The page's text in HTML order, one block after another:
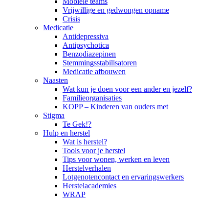
Vrijwillige en gedwongen opname
Crisis
Medicatie
Antidepressiva
Antipsychotica
Benzodiazepinen
Stemmingsstabilisatoren
Medicatie afbouwen
Naasten
Wat kun je doen voor een ander en jezelf?
Familieorganisaties
KOPP – Kinderen van ouders met
Stigma
Te Gek!?
Hulp en herstel
Wat is herstel?
Tools voor je herstel
Tips voor wonen, werken en leven
Herstelverhalen
Lotgenotencontact en ervaringswerkers
Herstelacademies
WRAP